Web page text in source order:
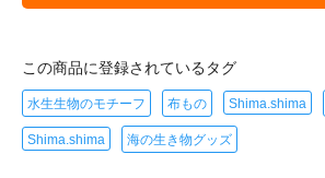
この商品に登録されているタグ
水生生物のモチーフ 布もの Shima.shima
Shima.shima 海の生き物グッズ